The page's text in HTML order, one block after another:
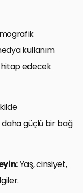
kullanım
hitap edecek
güçlü bir bağ
Yaş, cinsiyet,